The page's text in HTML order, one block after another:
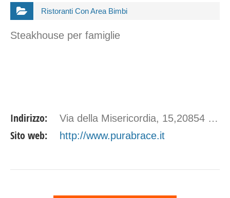
Ristoranti Con Area Bimbi
Steakhouse per famiglie
Indirizzo: Via della Misericordia, 15,20854 Vedano al Lambro MB
Sito web: http://www.purabrace.it